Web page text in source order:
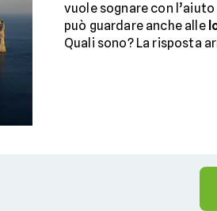
vuole sognare con l’aiuto
può guardare anche alle
Quali sono? La risposta